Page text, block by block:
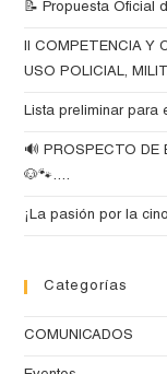
📝 Propuesta Oficial
II COMPETENCIA Y
USO POLICIAL,
Lista preliminar para
🔊 PROSPECTO DE
🐶🐾….
¡La pasión por la
Categorías
COMUNICADOS